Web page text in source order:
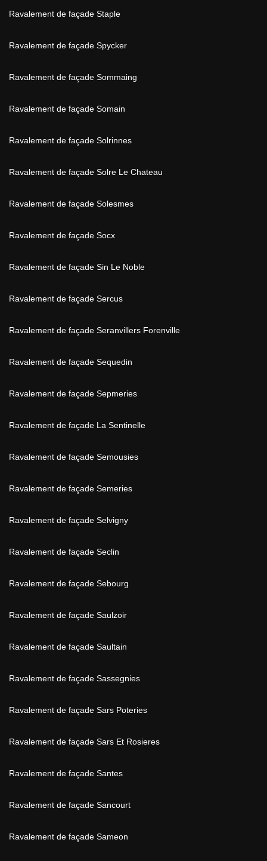
Ravalement de façade Staple
Ravalement de façade Spycker
Ravalement de façade Sommaing
Ravalement de façade Somain
Ravalement de façade Solrinnes
Ravalement de façade Solre Le Chateau
Ravalement de façade Solesmes
Ravalement de façade Socx
Ravalement de façade Sin Le Noble
Ravalement de façade Sercus
Ravalement de façade Seranvillers Forenville
Ravalement de façade Sequedin
Ravalement de façade Sepmeries
Ravalement de façade La Sentinelle
Ravalement de façade Semousies
Ravalement de façade Semeries
Ravalement de façade Selvigny
Ravalement de façade Seclin
Ravalement de façade Sebourg
Ravalement de façade Saulzoir
Ravalement de façade Saultain
Ravalement de façade Sassegnies
Ravalement de façade Sars Poteries
Ravalement de façade Sars Et Rosieres
Ravalement de façade Santes
Ravalement de façade Sancourt
Ravalement de façade Sameon